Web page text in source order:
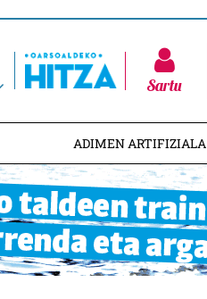
Sartu
ADIMEN ARTIFIZIALA